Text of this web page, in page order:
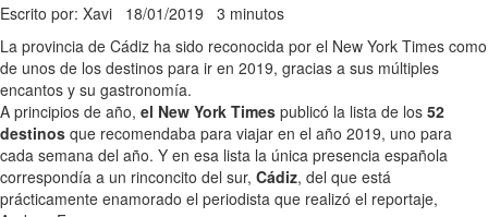
Escrito por: Xavi 18/01/2019 3 minutos
La provincia de Cádiz ha sido reconocida por el New York Times como
de unos de los destinos para ir en 2019, gracias a sus múltiples
encantos y su gastronomía.
A principios de año, el New York Times publicó la lista de los 52
destinos que recomendaba para viajar en el año 2019, uno para
cada semana del año. Y en esa lista la única presencia española
correspondía a un rinconcito del sur, Cádiz, del que está
prácticamente enamorado el periodista que realizó el reportaje,